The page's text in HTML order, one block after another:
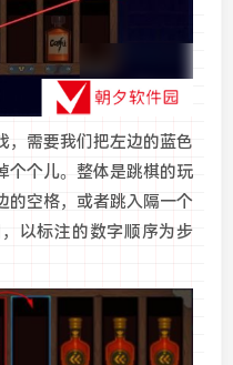
，需要我们把左边的蓝色
个个儿。整体是跳棋的玩
的空格，或者跳入隔一个
以标注的数字顺序为步